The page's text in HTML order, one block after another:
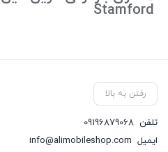
Stamford
رفتن به بالا
تلفن 09196879068
ایمیل info@alimobileshop.com